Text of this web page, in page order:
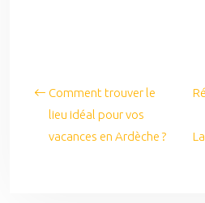
Comment trouver le
lieu idéal pour vos
vacances en Ardèche ?